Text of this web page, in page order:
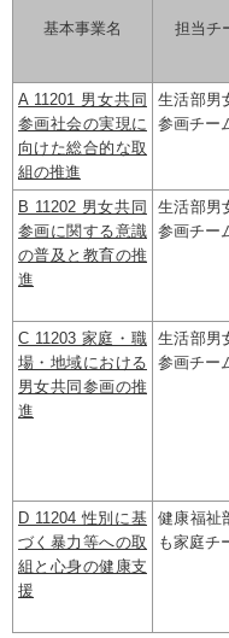
基本事業名 担当チ
A 11201 男女共同
参画社会の実現に
向けた総合的な取
組の推進
生活部男
参画チー
B 11202 男女共同
参画に関する意識
の普及と教育の推
進
生活部男
参画チー
C 11203 家庭・職
場・地域における
男女共同参画の推
進
生活部男
参画チー
D 11204 性別に基
づく暴力等への取
組と心身の健康支
援
健康福祉
も家庭チ